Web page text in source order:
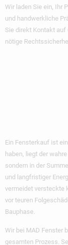
Wir laden Sie ein, Ihr
und handwerkliche
Sie direkt Kontakt auf
nötige
Ein Fensterkauf ist
haben, liegt der
sondern in der
und langfristiger
vermeidet versteckte
vor teuren
Bauphase.
Wir bei MAD Fenster
gesamten Prozess.